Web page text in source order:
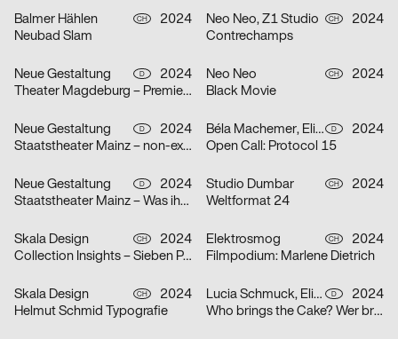
Balmer Hählen CH
2024
Neubad Slam
Neo Neo, Z1 Studio CH
2024
Contrechamps
Neue Gestaltung D
2024
Theater Magdeburg – Premierenplakate
Neo Neo CH
2024
Black Movie
Neue Gestaltung D
2024
Staatstheater Mainz – non-existent
Béla Machemer, Eli Zaza Moysiopoulou, Nora Veismann, Konstantin Wagner, Gerrit Ludwig D
2024
Open Call: Protocol 15
Neue Gestaltung D
2024
Staatstheater Mainz – Was ihr wollt
Studio Dumbar CH
2024
Weltformat 24
Skala Design CH
2024
Collection Insights – Sieben Perspektiven
Elektrosmog CH
2024
Filmpodium: Marlene Dietrich
Skala Design CH
2024
Helmut Schmid Typografie
Lucia Schmuck, Elisabeth Thoma D
2024
Who brings the Cake? Wer bringt den Kuchen?